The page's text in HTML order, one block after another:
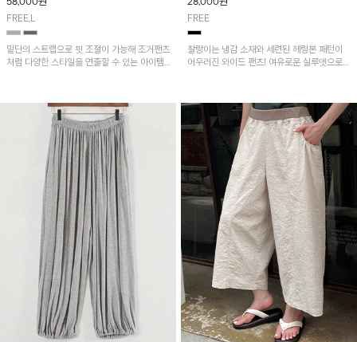
58,000원
FREE,L
밑단의 스트랩으로 핏 조절이 가능해 조거팬츠
처럼 다양한 스타일을 연출할 수 있는 아이템!
28,000원
FREE
찰랑이는 냉감 소재와 세련된 헤링본 패턴이
어우러진 와이드 팬츠! 여유로운 실루엣으로
다.